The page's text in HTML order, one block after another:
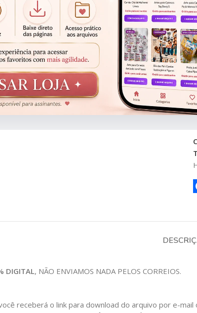
para ampliar
DIGITAL, NÃO ENVIAMOS NADA PELOS CORREIOS.
receberá o link para download do arquivo por e-